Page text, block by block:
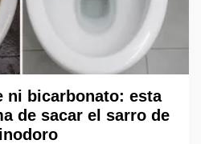
ni bicarbonato: esta
de sacar el sarro de